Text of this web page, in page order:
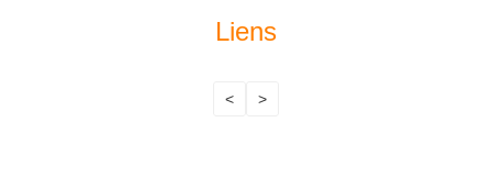
Liens
< >